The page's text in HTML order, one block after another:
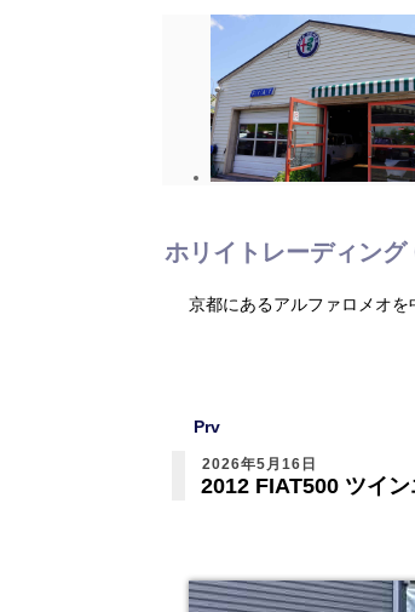
ホリイトレーディン
京都にあるアルファロメオ
Prv
2026年5月16日
2012 FIAT500 ツイン